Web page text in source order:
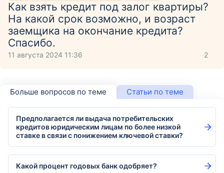
Как взять кредит под залог квартиры?
На какой срок возможно, и возраст
заемщика на окончание кредита?
Спасибо.
11 августа 2024 11:36 2
Больше вопросов по теме Статьи по теме
Предполагается ли выдача потребительских
кредитов юридическим лицам по более низкой
ставке в связи с понижением ключевой ставки?
Какой процент годовых банк одобряет?